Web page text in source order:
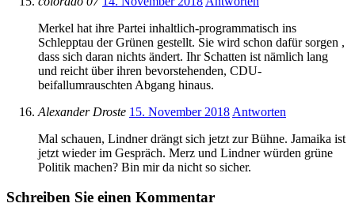
Merkel hat ihre Partei inhaltlich-programmatisch ins
Schlepptau der Grünen gestellt. Sie wird schon dafür sorgen ,
dass sich daran nichts ändert. Ihr Schatten ist nämlich lang
und reicht über ihren bevorstehenden, CDU-
beifallumrauschten Abgang hinaus.
Alexander Droste 15. November 2018 Antworten
Mal schauen, Lindner drängt sich jetzt zur Bühne. Jamaika ist
jetzt wieder im Gespräch. Merz und Lindner würden grüne
Politik machen? Bin mir da nicht so sicher.
Schreiben Sie einen Kommentar